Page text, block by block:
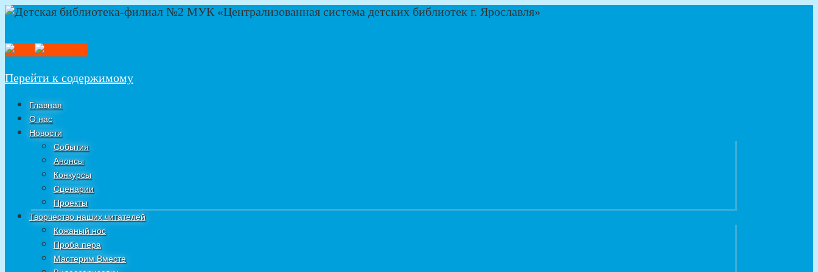
Перейти к содержимому
Главная
О нас
Новости
События
Анонсы
Конкурсы
Сценарии
Проекты
Творчество наших читателей
Кожаный нос
Проба пера
Мастерим Вместе